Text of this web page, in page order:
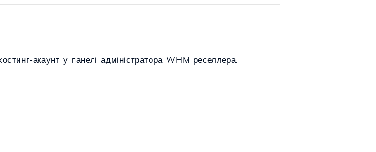
акаунт у панелі адміністратора WHM реселлера.